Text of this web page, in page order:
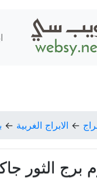
← الابراج الغربية ←
الثور جاكلين